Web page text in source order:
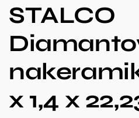
STALCO
x 1,4 x